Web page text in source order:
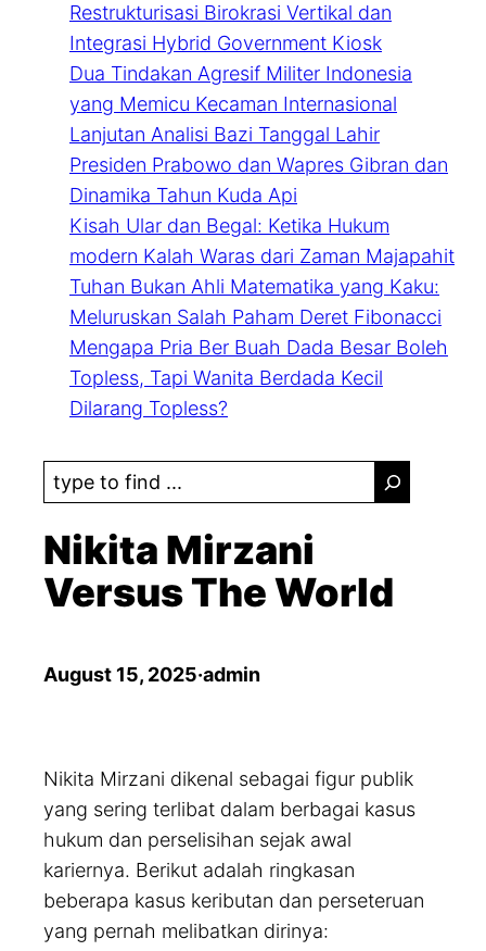
Restrukturisasi Birokrasi Vertikal dan
Integrasi Hybrid Government Kiosk
Dua Tindakan Agresif Militer Indonesia
yang Memicu Kecaman Internasional
Lanjutan Analisi Bazi Tanggal Lahir
Presiden Prabowo dan Wapres Gibran dan
Dinamika Tahun Kuda Api
Kisah Ular dan Begal: Ketika Hukum
modern Kalah Waras dari Zaman Majapahit
Tuhan Bukan Ahli Matematika yang Kaku:
Meluruskan Salah Paham Deret Fibonacci
Mengapa Pria Ber Buah Dada Besar Boleh
Topless, Tapi Wanita Berdada Kecil
Dilarang Topless?
S
e
a
r
c
Nikita Mirzani
Versus The World
August 15, 2025·admin
Nikita Mirzani dikenal sebagai figur publik
yang sering terlibat dalam berbagai kasus
hukum dan perselisihan sejak awal
kariernya. Berikut adalah ringkasan
beberapa kasus keributan dan perseteruan
yang pernah melibatkan dirinya: